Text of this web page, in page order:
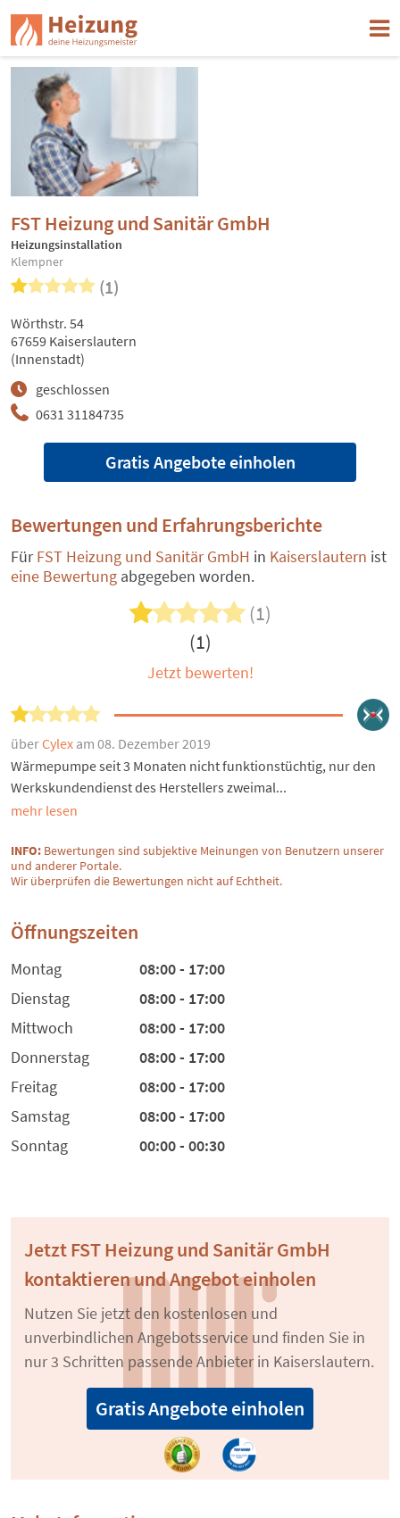
FST Heizung und Sanitär GmbH
Heizungsinstallation
Klempner
(1)
0631 31184735
geschlossen
Wörthstr. 54
67659 Kaiserslautern
(Innenstadt)
Gratis Angebote einholen
Bewertungen und Erfahrungsberichte
FürFST Heizung und Sanitär GmbH in Kaiserslautern ist
eine Bewertung abgegeben worden.
(1)
(1)
Jetzt bewerten!
überCylex am 08. Dezember 2019
Wärmepumpe seit 3 Monaten nicht funktionstüchtig, nur den
Werkskundendienst des Herstellers zweimal...
mehr lesen
INFO: Bewertungen sind subjektive Meinungen von Benutzern unserer
und anderer Portale.
Wir überprüfen die Bewertungen nicht auf Echtheit.
Öffnungszeiten
Montag
08:00 - 17:00
Dienstag
08:00 - 17:00
Mittwoch
08:00 - 17:00
Donnerstag
08:00 - 17:00
Freitag
08:00 - 17:00
Samstag
08:00 - 17:00
Sonntag
00:00 - 00:30
Jetzt FST Heizung und Sanitär GmbH
kontaktieren und Angebot einholen
Nutzen Sie jetzt den kostenlosen und
unverbindlichen Angebotsservice und finden Sie in
nur 3 Schritten passende Anbieter in Kaiserslautern.
Gratis Angebote einholen